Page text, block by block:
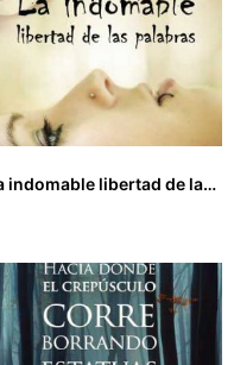
La indomable libertad de las palabras